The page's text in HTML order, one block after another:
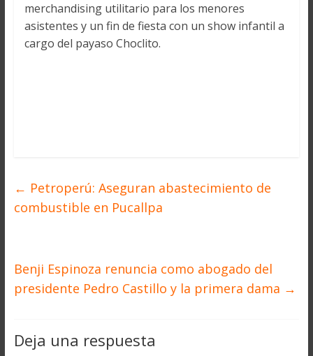
merchandising utilitario para los menores
asistentes y un fin de fiesta con un show infantil a
cargo del payaso Choclito.
← Petroperú: Aseguran abastecimiento de
combustible en Pucallpa
Benji Espinoza renuncia como abogado del
presidente Pedro Castillo y la primera dama →
Deja una respuesta